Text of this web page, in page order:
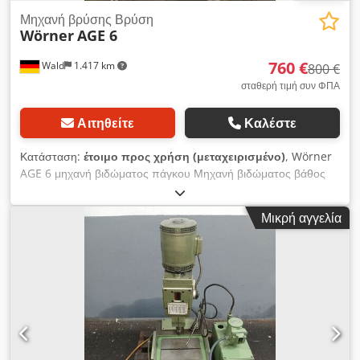
Wald 1.417 km
Μηχανή βρύσης Βρύση
WörnerAGE 6
760 €800 €
σταθερή τιμή συν ΦΠΑ
Αιτηθείτε Καλέστε
Κατάσταση: έτοιμο προς χρήση (μεταχειρισμένο), Wörner
AGE 6 μηχανή βιδώματος πάγκου Μηχανή βιδώματος βάθος
λαιμού: 130mm Βάθος σπειρώματος: μηχανικά ρυθμιζόμενο
Δύο ταχύτητες Λειτουργία με το πόδι Δυνατότητα χειροκίνητης
και αυτόματης λειτουργίας. Απαιτούμενος χώρος: περίπου
650mm x 350mm x 750mm ( L x W x H ) Είστε ευπρόσδεκτοι
να έρθετε για μια προβολή. Μπορούμε επίσης να
οργανώσουμε έναν οικονομικά αποδοτικό πράκτορα
προώθησης για εσάς. οργανώστε Θα λάβετε ένα σωστό
τιμολόγιο. Codpfx Asukq I Dekljha Για τους ξένους πελάτες
μπορεί επίσης να εκδοθεί καθαρό τιμολόγιο. Απαραίτητη
προϋπόθεση είναι ένας έγκυρος αριθμός ΦΠΑ. Με την
Μικρή αγγελία